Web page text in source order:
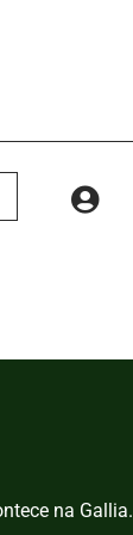
na Gallia.